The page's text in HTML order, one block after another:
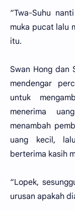
“Twa-Suhu
muka pucat lalu
itu.
Swan Hong dan
mendengar
untuk
menerima
menambah
uang kecil,
berterima kasih
“Lopek,
urusan apakah